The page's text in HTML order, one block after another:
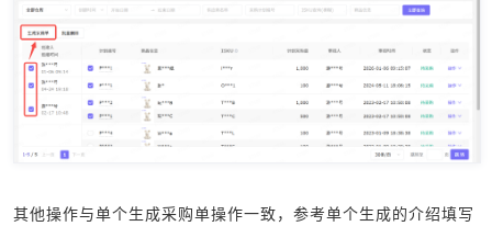
其他操作与单个生成采购单操作一致，参考单个生成的介绍填写